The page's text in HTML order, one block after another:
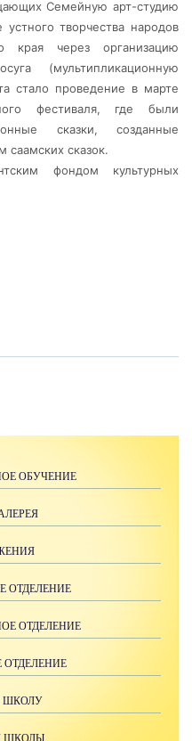
Семейную арт-студию
устного творчества народов
края через организацию
(мультипликационную
стало проведение в марте
фестиваля, где были
сказки, созданные
саамских сказок.
фондом культурных
ОБУЧЕНИЕ
ОТДЕЛЕНИЕ
ОТДЕЛЕНИЕ
ОТДЕЛЕНИЕ
ШКОЛУ
ШКОЛЫ